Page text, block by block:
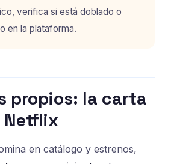
verifica si está doblado o
en la plataforma.
propios: la carta
en catálogo y estrenos,